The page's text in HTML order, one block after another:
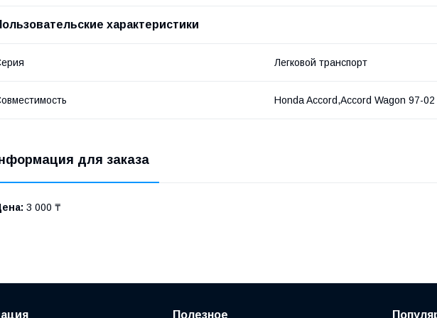
характеристики
Легковой транспорт
Honda Accord,Accord Wagon 97-02
для заказа
3 000 ₸
Полезное